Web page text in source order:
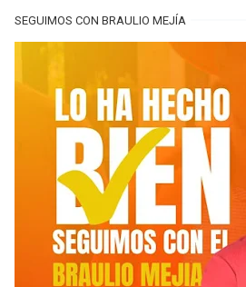
SEGUIMOS CON BRAULIO MEJÍA